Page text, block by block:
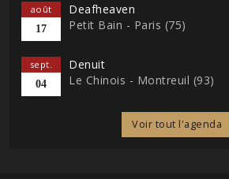
août
17
Deafheaven
Petit Bain - Paris (75)
sept.
04
Denuit
Le Chinois - Montreuil (93)
Voir tout l'agenda